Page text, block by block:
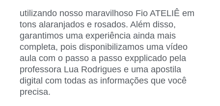
utilizando nosso maravilhoso Fio ATELIÊ em
tons alaranjados e rosados. Além disso,
garantimos uma experiência ainda mais
completa, pois disponibilizamos uma vídeo
aula com o passo a passo expplicado pela
professora Lua Rodrigues e uma apostila
digital com todas as informações que você
precisa.